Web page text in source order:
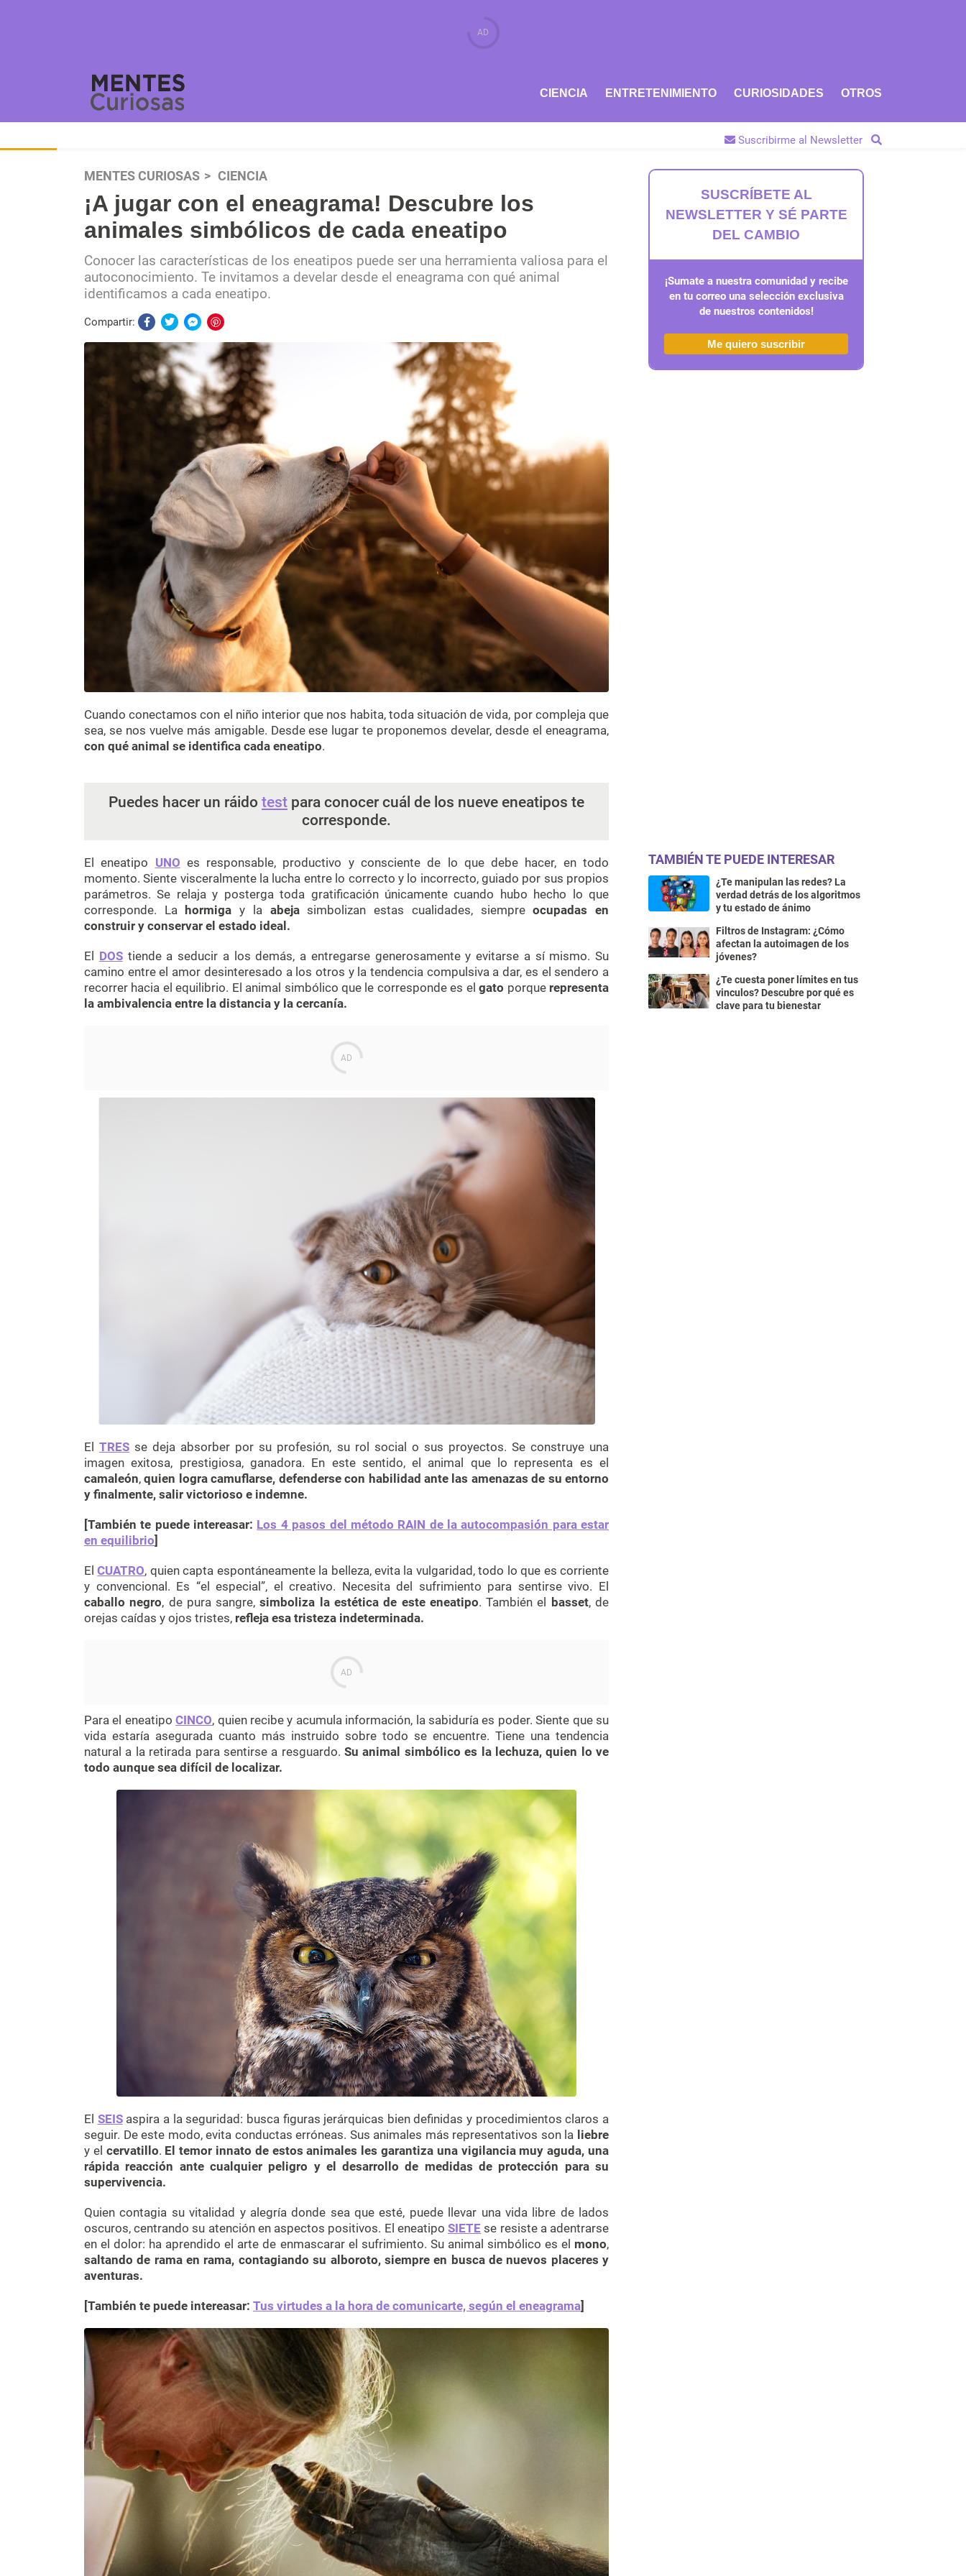
CIENCIA ENTRETENIMIENTO CURIOSIDADES OTROS
Suscribirme al Newsletter
MENTES CURIOSAS CIENCIA
¡A jugar con el eneagrama! Descubre los
animales simbólicos de cada eneatipo
Conocer las características de los eneatipos puede ser una herramienta valiosa para el
autoconocimiento. Te invitamos a develar desde el eneagrama con qué animal
identificamos a cada eneatipo.
Compartir:
Cuando conectamos con el niño interior que nos habita, toda situación de vida, por compleja que
sea, se nos vuelve más amigable. Desde ese lugar te proponemos develar, desde el eneagrama,
con qué animal se identifica cada eneatipo.
Puedes hacer un ráido test para conocer cuál de los nueve eneatipos te
corresponde.
El eneatipo UNO es responsable, productivo y consciente de lo que debe hacer, en todo
momento. Siente visceralmente la lucha entre lo correcto y lo incorrecto, guiado por sus propios
parámetros. Se relaja y posterga toda gratificación únicamente cuando hubo hecho lo que
corresponde. Lahormigay la abejasimbolizan estas cualidades, siempreocupadas en
construir y conservar el estado ideal.
El DOStiende a seducir a los demás, a entregarse generosamente y evitarse a sí mismo. Su
camino entre el amor desinteresado a los otros y la tendencia compulsiva a dar, es el sendero a
recorrer hacia el equilibrio. El animal simbólico que le corresponde es elgato porque representa
la ambivalencia entre la distancia y la cercanía.
ElTRES se deja absorber por su profesión, su rol social o sus proyectos. Se construye una
imagen exitosa, prestigiosa, ganadora. En este sentido, el animal que lo representa es el
camaleón,quien logra camuflarse, defenderse con habilidad ante las amenazas de su entorno
y finalmente, salir victorioso e indemne.
[También te puede intereasar: Los 4 pasos del método RAIN de la autocompasión para estar
en equilibrio]
ElCUATRO, quien capta espontáneamente la belleza, evita la vulgaridad, todo lo que es corriente
y convencional. Es “el especial”, el creativo. Necesita del sufrimiento para sentirse vivo. El
caballo negro, de pura sangre,simboliza la estética de este eneatipo. También el basset, de
orejas caídas y ojos tristes, refleja esa tristeza indeterminada.
Para el eneatipoCINCO, quien recibe y acumula información, la sabiduría es poder. Siente que su
vida estaría asegurada cuanto más instruido sobre todo se encuentre. Tiene una tendencia
natural a la retirada para sentirse a resguardo. Su animal simbólico es la lechuza, quien lo ve
todo aunque sea difícil de localizar.
El SEISaspira a la seguridad: busca figuras jerárquicas bien definidas y procedimientos claros a
seguir. De este modo, evita conductas erróneas. Sus animales más representativos son la liebre
y el cervatillo. El temor innato de estos animales les garantiza una vigilancia muy aguda, una
rápida reacción ante cualquier peligro y el desarrollo de medidas de protección para su
supervivencia.
Quien contagia su vitalidad y alegría donde sea que esté, puede llevar una vida libre de lados
oscuros, centrando su atención en aspectos positivos. El eneatipoSIETE se resiste a adentrarse
en el dolor: ha aprendido el arte de enmascarar el sufrimiento. Su animal simbólico es el mono,
saltando de rama en rama, contagiando su alboroto, siempre en busca de nuevos placeres y
aventuras.
[También te puede intereasar: Tus virtudes a la hora de comunicarte, según el eneagrama]
SUSCRÍBETE AL
NEWSLETTER Y SÉ PARTE
DEL CAMBIO
¡Sumate a nuestra comunidad y recibe
en tu correo una selección exclusiva
de nuestros contenidos!
Me quiero suscribir
TAMBIÉN TE PUEDE INTERESAR
¿Te manipulan las redes? La
verdad detrás de los algoritmos
y tu estado de ánimo
Filtros de Instagram: ¿Cómo
afectan la autoimagen de los
jóvenes?
¿Te cuesta poner límites en tus
vinculos? Descubre por qué es
clave para tu bienestar